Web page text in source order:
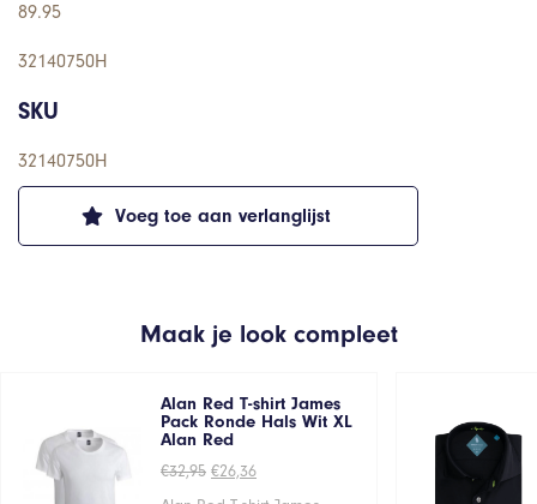
Voeg toe aan verlanglijst
89.95
32140750H
SKU
32140750H
Maak je look compleet
Alan Red T-shirt James
Pack Ronde Hals Wit XL
Alan Red
€32,95 Oorspronkelijke
€26,36Huidige